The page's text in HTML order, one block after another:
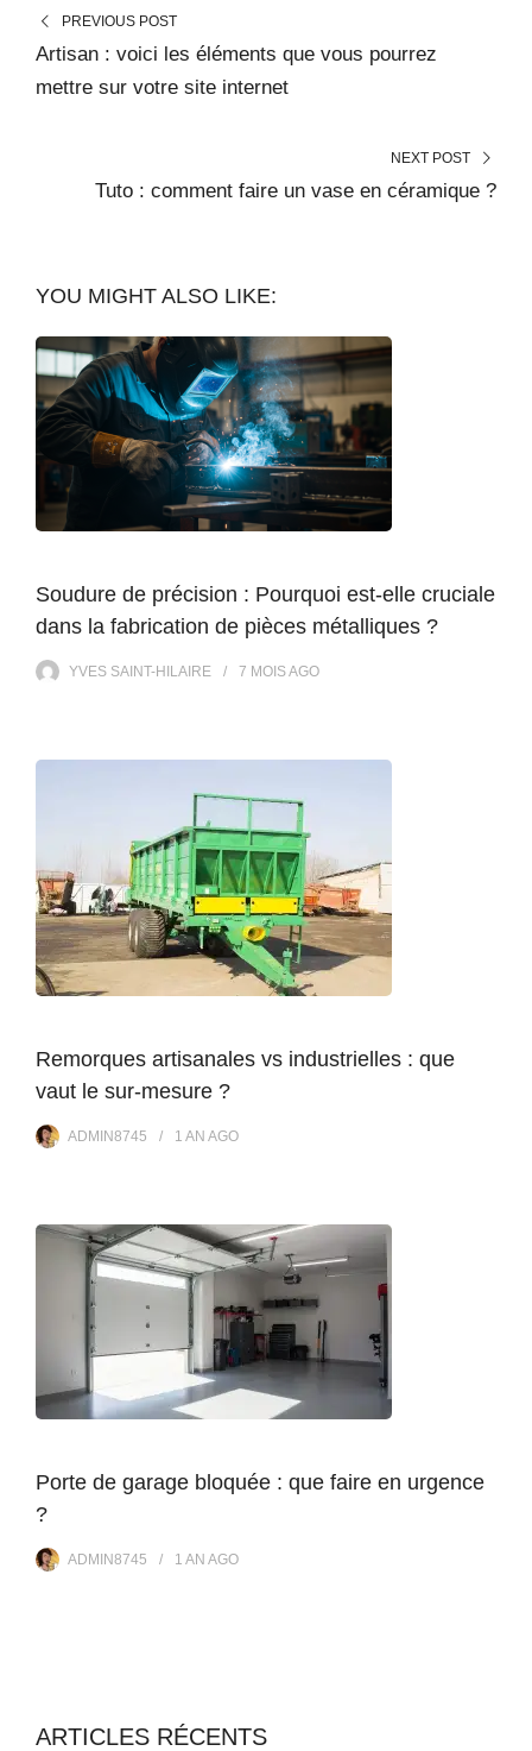
PREVIOUS POST
Artisan : voici les éléments que vous pourrez
mettre sur votre site internet
NEXT POST
Tuto : comment faire un vase en céramique ?
YOU MIGHT ALSO LIKE:
Soudure de précision : Pourquoi est-elle cruciale
dans la fabrication de pièces métalliques ?
YVES SAINT-HILAIRE 7 MOISAGO
Remorques artisanales vs industrielles : que
vaut le sur-mesure ?
ADMIN8745 1 AN AGO
Porte de garage bloquée : que faire en urgence
?
ADMIN8745 1 AN AGO
ARTICLES RÉCENTS